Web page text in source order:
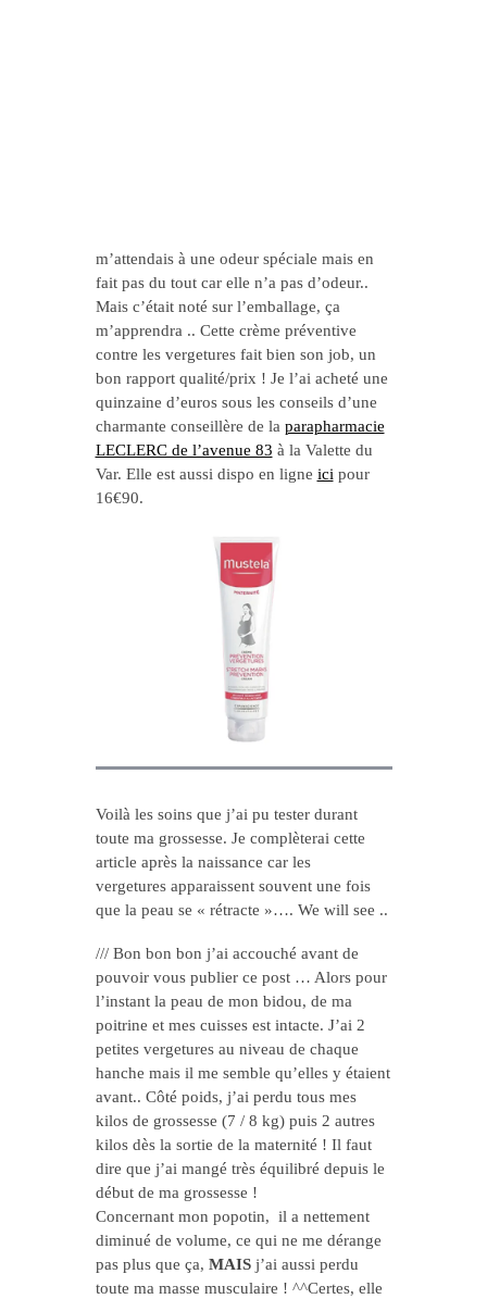
m’attendais à une odeur spéciale mais en
fait pas du tout car elle n’a pas d’odeur..
Mais c’était noté sur l’emballage, ça
m’apprendra .. Cette crème préventive
contre les vergetures fait bien son job, un
bon rapport qualité/prix ! Je l’ai acheté une
quinzaine d’euros sous les conseils d’une
charmante conseillère de la parapharmacie
LECLERC de l’avenue 83 à la Valette du
Var. Elle est aussi dispo en ligne icipour
16€90.
Voilà les soins que j’ai pu tester durant
toute ma grossesse. Je complèterai cette
article après la naissance car les
vergetures apparaissent souvent une fois
que la peau se « rétracte »…. We will see ..
/// Bon bon bon j’ai accouché avant de
pouvoir vous publier ce post … Alors pour
l’instant la peau de mon bidou, de ma
poitrine et mes cuisses est intacte. J’ai 2
petites vergetures au niveau de chaque
hanche mais il me semble qu’elles y étaient
avant.. Côté poids, j’ai perdu tous mes
kilos de grossesse (7 / 8 kg) puis 2 autres
kilos dès la sortie de la maternité ! Il faut
dire que j’ai mangé très équilibré depuis le
début de ma grossesse !
Concernant mon popotin, il a nettement
diminué de volume, ce qui ne me dérange
pas plus que ça, MAISj’ai aussi perdu
toute ma masse musculaire ! ^^Certes, elle